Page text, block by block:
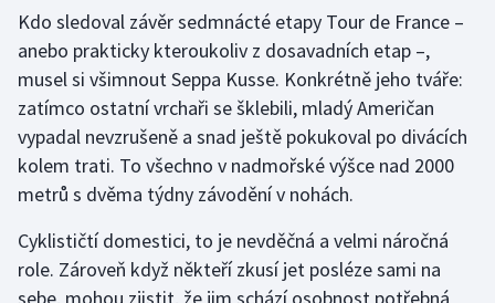
Házená
Jezdectví
Judo
Lezení
Kdo sledoval závěr sedmnácté etapy Tour de France –
anebo prakticky kteroukoliv z dosavadních etap –,
musel si všimnout Seppa Kusse. Konkrétně jeho tváře:
zatímco ostatní vrchaři se šklebili, mladý Američan
vypadal nevzrušeně a snad ještě pokukoval po divácích
kolem trati. To všechno v nadmořské výšce nad 2000
metrů s dvěma týdny závodění v nohách.
Cyklističtí domestici, to je nevděčná a velmi náročná
role. Zároveň když někteří zkusí jet posléze sami na